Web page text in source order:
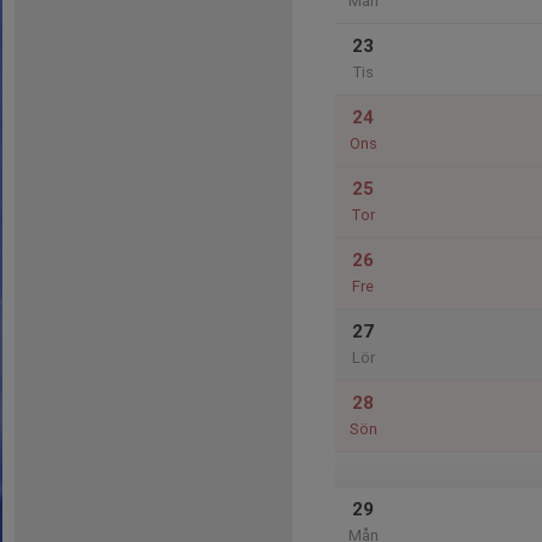
23
Tis
24
Ons
25
Tor
26
Fre
27
Lör
28
Sön
29
Mån